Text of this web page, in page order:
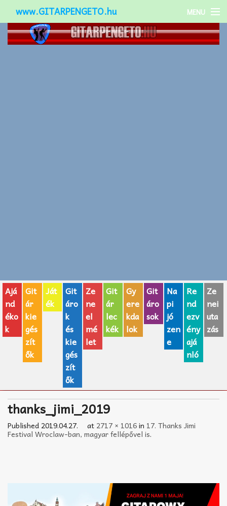
www.GITARPENGETO.hu MENU
Népszerű-
AJÁNDÉK ÖTLETEK
Vicces
GITÁR MÁRKÁK
TOP100 nóta
Zeneiskolák
Zeneszerzés alapjai
Improvizáció
Ajá
nd
éko
k
Git
ár
kie
gés
zít
ők
Ját
ék
Git
áro
k
és
kie
gés
zít
ők
Ze
ne
el
mé
let
Git
ár
lec
kék
Gy
ere
kda
lok
Git
áro
sok
Na
pi
jó
zen
e
Re
nd
ezv
ény
ajá
nló
Ze
nei
uta
zás
thanks_jimi_2019
Published 2019.04.27. at 2717 × 1016in 17. Thanks Jimi
Festival Wroclaw-ban, magyar fellépővel is.